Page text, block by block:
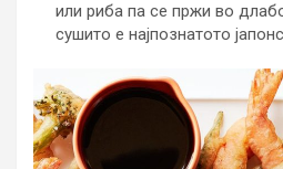
или риба па се пржи во
сушито е најпознатото